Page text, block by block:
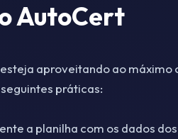
AutoCert
aproveitando ao máximo
práticas:
a planilha com os dados dos